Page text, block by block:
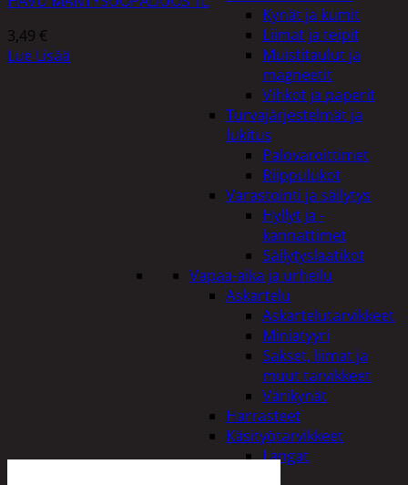
Kynät ja kumit
Liimat ja teipit
Muistitaulut ja
magneetit
Vihkot ja paperit
Turvajärjestelmät ja
lukitus
Palovaroittimet
Riippulukot
Varastointi ja säilytys
Hyllyt ja -
kannattimet
Säilytyslaatikot
Vapaa-aika ja urheilu
Askartelu
Askartelutarvikkeet
Miniatyyri
Sakset, liimat ja
muut tarvikkeet
Värikynät
Harrasteet
Käsityötarvikkeet
Langat
3,49 €
Lue Lisää